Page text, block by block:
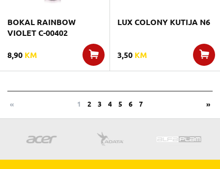
BOKAL RAINBOW
VIOLET C-00402
8,90 KM
LUX COLONY KUTIJA N6
3,50 KM
« 1 2 3 4 5 6 7 »